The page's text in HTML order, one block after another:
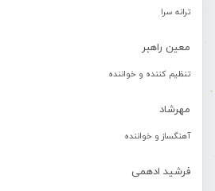
ترانه سرا
معین راهبر
تنظیم کننده و خواننده
مهرشاد
آهنگساز و خواننده
فرشید ادهمی